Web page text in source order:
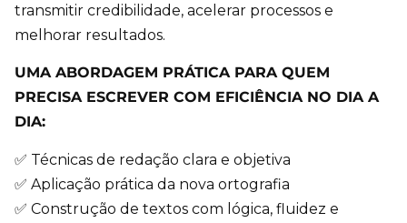
transmitir credibilidade, acelerar processos e
melhorar resultados.
UMA ABORDAGEM PRÁTICA PARA QUEM
PRECISA ESCREVER COM EFICIÊNCIA NO DIA A
DIA:
✅ Técnicas de redação clara e objetiva
✅ Aplicação prática da nova ortografia
✅ Construção de textos com lógica, fluidez e